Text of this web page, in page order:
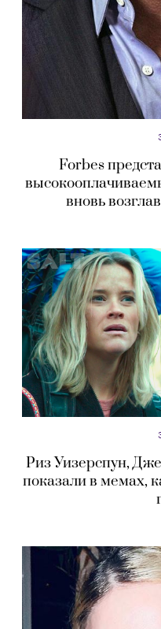
Forbes
вновь
Риз Уизерспун,
показали в мемах,